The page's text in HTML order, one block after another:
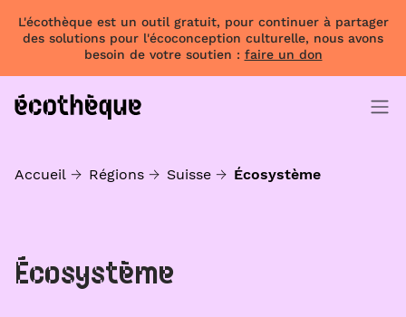
L'écothèque est un outil gratuit, pour continuer à partager
des solutions pour l'écoconception culturelle, nous avons
besoin de votre soutien : faire un don
Accueil Régions Suisse Écosystème
Écosystème